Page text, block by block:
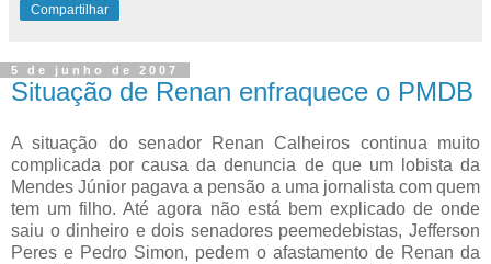
Compartilhar
5 de junho de 2007
Situação de Renan enfraquece o PMDB
A situação do senador Renan Calheiros continua muito
complicada por causa da denuncia de que um lobista da
Mendes Júnior pagava a pensão a uma jornalista com quem
tem um filho. Até agora não está bem explicado de onde
saiu o dinheiro e dois senadores peemedebistas, Jefferson
Peres e Pedro Simon, pedem o afastamento de Renan da